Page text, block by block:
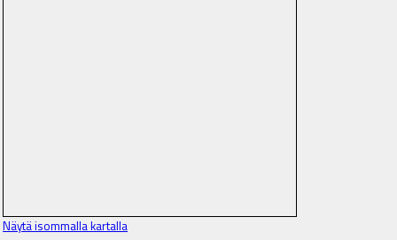
Näytä isommalla kartalla